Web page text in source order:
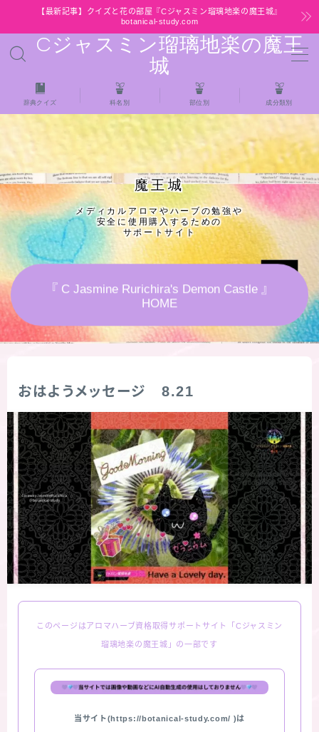
【最新記事】クイズと花の部屋『Cジャスミン瑠璃地楽の魔王城』
botanical-study.com
Cジャスミン瑠璃地楽の魔王
城
MENU
HOME
【最新】クイズと花の部屋
★全種/アロマハーブスパイス基材 プチ辞典ク
イズ＆プチ辞典
★アロマ検定＋αクイズ
★アロマハーブ傾向チェック
秘密部屋
お知らせ
公式ウェブサイト『Botanical Study』
Cジャスミン瑠璃地楽の主な活動先リンク集
プロフィール
おすすめ商品＆レビュー
★スペシャルアロマハーブ４択クイズ (kindle出
版限定)
辞典クイズ 科名別 部位別 成分類別
魔王城
メディカルアロマやハーブの勉強や
安全に使用購入するための
サポートサイト
『 C Jasmine Rurichira's Demon Castle 』
HOME
おはようメッセージ 8.21
このページはアロマハーブ資格取得サポートサイト「Cジャスミン
瑠璃地楽の魔王城」の一部です
当サイト(https://botanical-study.com/ )は